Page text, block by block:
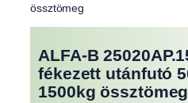
össztömeg
ALFA-B
fékezett utánfutó
1500kg össztömeg